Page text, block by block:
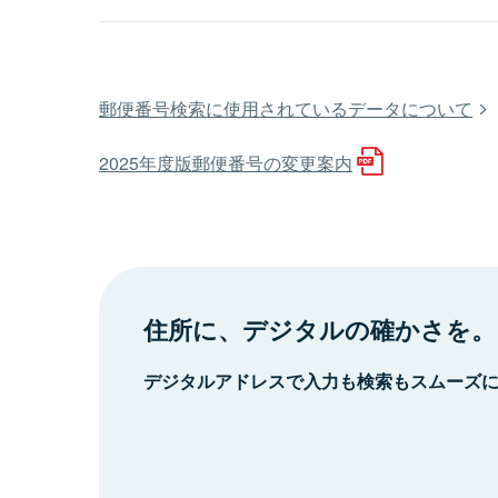
郵便番号検索に使用されているデータについて
2025年度版郵便番号の変更案内
住所に、デジタルの確かさを。
デジタルアドレスで入力も検索もスムーズ